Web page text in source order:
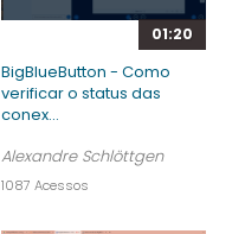
01:20
BigBlueButton - Como
verificar o status das
conex...
Alexandre Schlöttgen
1087 Acessos